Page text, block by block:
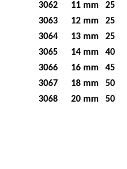
3062
11 mm 25
3063
12 mm 25
3064
13 mm 25
3065
14 mm 40
3066
16 mm 45
3067
18 mm 50
3068
20 mm 50